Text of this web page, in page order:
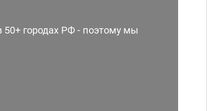
городах РФ - поэтому мы